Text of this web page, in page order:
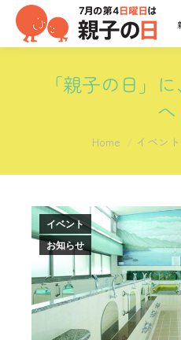
「親子の日」
へ
You are here:
Home イベント
イベント
お知らせ